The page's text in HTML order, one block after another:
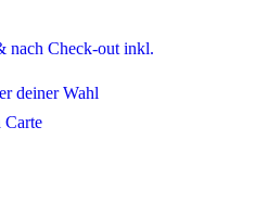
nach Check-out inkl.
deiner Wahl
Carte